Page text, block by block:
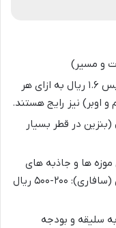
تاکسی (شروع کرایه): ۱۲ ریال، سپس ۱.۶ ریال به ازای هر
و اوبر) نیز رایج هستند.
روزانه ۱۰۰-۳۰۰ ریال (بنزین در قطر بسیار
موزه ها و جاذبه های
اصلی: ۵۰-۱۰۰ ریال. تورهای صحراگردی (سافاری): ۲۰۰-۵۰۰ ریال
سلیقه و بودجه